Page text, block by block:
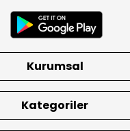
Kurumsal
Kategoriler